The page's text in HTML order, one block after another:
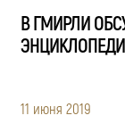
В ГМИРЛИ
11 июня 2019